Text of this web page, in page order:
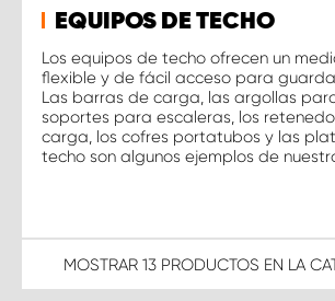
EQUIPOS DE TECHO
Los equipos de techo ofrecen un
flexible y de fácil acceso para
Las barras de carga, las argollas
soportes para escaleras, los
carga, los cofres portatubos y las
techo son algunos ejemplos de
MOSTRAR 13 PRODUCTOS EN LA